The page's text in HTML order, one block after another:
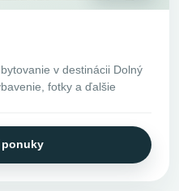
v destinácii Dolný
fotky a ďalšie